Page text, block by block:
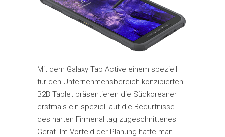
Mit dem Galaxy Tab Active einem speziell
für den Unternehmensbereich konzipierten
B2B Tablet präsentieren die Südkoreaner
erstmals ein speziell auf die Bedürfnisse
des harten Firmenalltag zugeschnittenes
Gerät. Im Vorfeld der Planung hatte man